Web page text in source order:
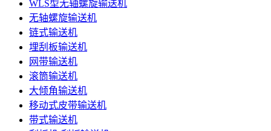
WLS型无轴螺旋输送机
无轴螺旋输送机
链式输送机
埋刮板输送机
网带输送机
滚筒输送机
大倾角输送机
移动式皮带输送机
带式输送机